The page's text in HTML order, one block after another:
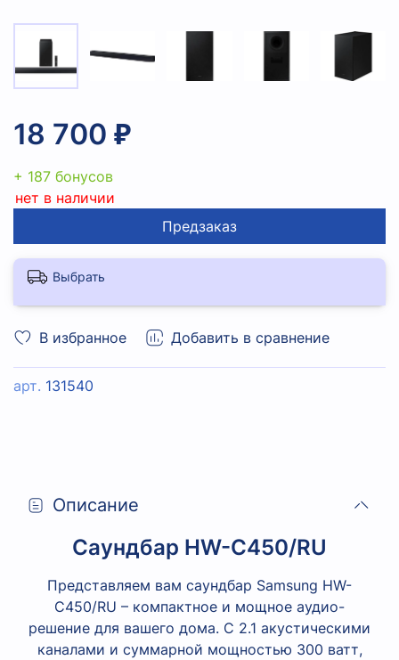
В избранное Добавить в сравнение
арт. 131540
18 700 ₽
+ 187 бонусов
нет в наличии
Предзаказ
Выбрать
Описание
Саундбар HW-C450/RU
Представляем вам саундбар Samsung HW-
C450/RU – компактное и мощное аудио-
решение для вашего дома. С 2.1 акустическими
каналами и суммарной мощностью 300 ватт,